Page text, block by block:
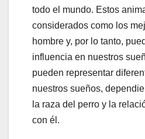
todo el mundo. Estos
considerados como los
hombre y, por lo tanto,
influencia en nuestros
pueden representar
nuestros sueños,
la raza del perro y la
con él.